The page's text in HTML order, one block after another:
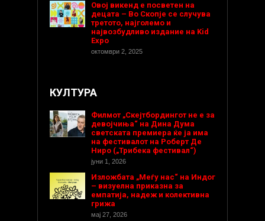
Овој викенд е посветен на
децата – Во Скопје се случува
третото, најголемо и
највозбудливо издание на Kid
Expo
октомври 2, 2025
КУЛТУРА
Филмот „Скејтбордингот не е за
девојчиња“ на Дина Дума
светската премиера ќе ја има
на фестивалот на Роберт Де
Ниро („Трибека фестивал“)
јуни 1, 2026
Изложбата „Меѓу нас“ на Индог
– визуелна приказна за
емпатија, надеж и колективна
грижа
мај 27, 2026